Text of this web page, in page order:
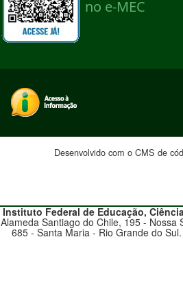
Desenvolvido com o CMS de
Instituto Federal de Educação,
Alameda Santiago do Chile, 195 - Nossa
685 - Santa Maria - Rio Grande do